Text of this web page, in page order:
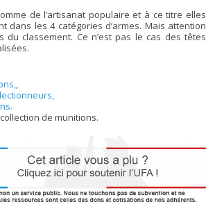
de l’artisanat populaire et à ce titre elles
dans les 4 catégories d’armes. Mais attention
du classement. Ce n’est pas le cas des têtes
,
de munitions.